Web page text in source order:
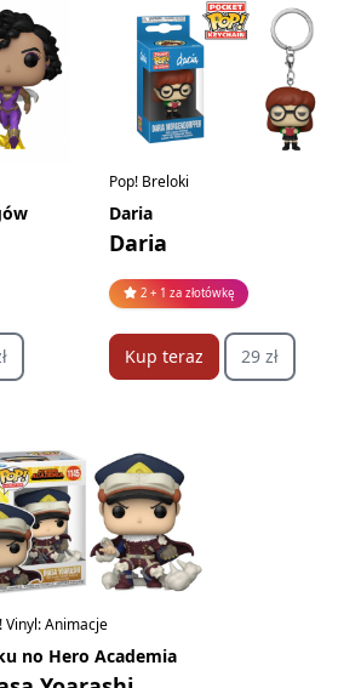
Pop! Breloki
Daria
Daria
2 + 1 za złotówkę
Kup teraz 29 zł
Vinyl: Animacje
no Hero Academia